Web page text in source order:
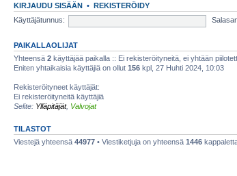
KIRJAUDU SISÄÄN • REKISTERÖIDY
Käyttäjätunnus:
PAIKALLAOLIJAT
Yhteensä 2 käyttäjää paikalla :: Ei rekisteröityneitä, ei yhtään
Eniten yhtaikaisia käyttäjiä on ollut 156 kpl, 27 Huhti 2024, 10:03
Rekisteröityneet käyttäjät:
Ei rekisteröityneitä käyttäjiä
Selite: Ylläpitäjät, Valvojat
TILASTOT
Viestejä yhteensä 44977 • Viestiketjuja on yhteensä 1446